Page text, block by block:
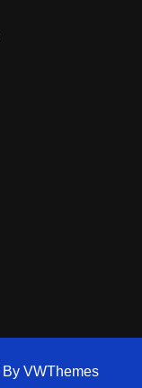
By VWThemes